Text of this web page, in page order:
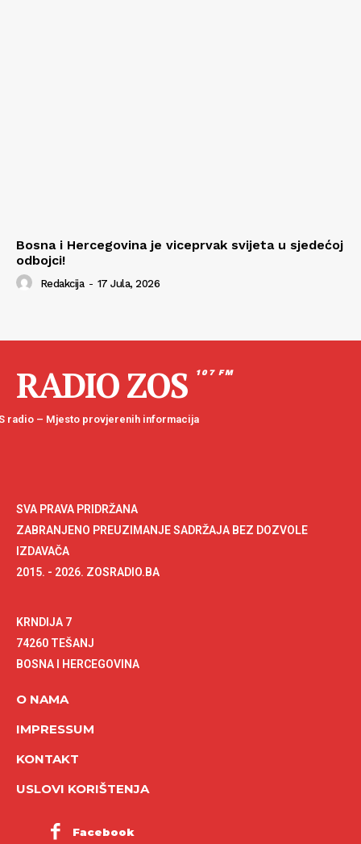
Bosna i Hercegovina je viceprvak svijeta u sjedećoj
odbojci!
Redakcija - 17 Jula, 2026
RADIO ZOS 107 FM
radio – Mjesto provjerenih informacija
SVA PRAVA PRIDRŽANA
ZABRANJENO PREUZIMANJE SADRŽAJA BEZ DOZVOLE
IZDAVAČA
2015. - 2026. ZOSRADIO.BA
KRNDIJA 7
74260 TEŠANJ
BOSNA I HERCEGOVINA
O NAMA
IMPRESSUM
KONTAKT
USLOVI KORIŠTENJA
Facebook